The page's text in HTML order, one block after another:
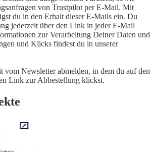
von Trustpilot per E-Mail. Mit
du in den Erhalt dieser E-Mails ein. Du
jederzeit über den Link in jeder E-Mail
zur Verarbeitung Deiner Daten und
und Klicks findest du in unserer
vom Newsletter abmelden, in dem du auf den
Link zur Abbestellung klickst.